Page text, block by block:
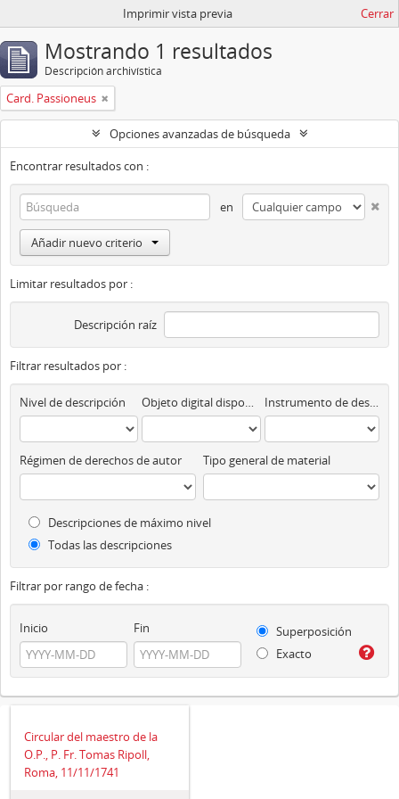
Imprimir vista previa Cerrar
Mostrando 1 resultados
Descripción archivística
Card. Passioneus
Opciones avanzadas de búsqueda
Encontrar resultados con :
en
Añadir nuevo criterio
Limitar resultados por :
Descripción raíz
Filtrar resultados por :
Nivel de descripción Objeto digital disponibles Instrumento de descripción
Régimen de derechos de autor Tipo general de material
Descripciones de máximo nivel
Todas las descripciones
Filtrar por rango de fecha :
Inicio Fin
Superposición
Exacto
Circular del maestro de la
O.P., P. Fr. Tomas Ripoll,
Roma, 11/11/1741